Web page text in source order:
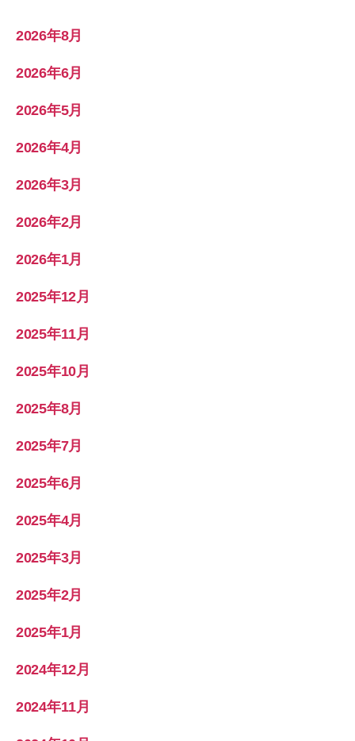
2026年8月
2026年6月
2026年5月
2026年4月
2026年3月
2026年2月
2026年1月
2025年12月
2025年11月
2025年10月
2025年8月
2025年7月
2025年6月
2025年4月
2025年3月
2025年2月
2025年1月
2024年12月
2024年11月